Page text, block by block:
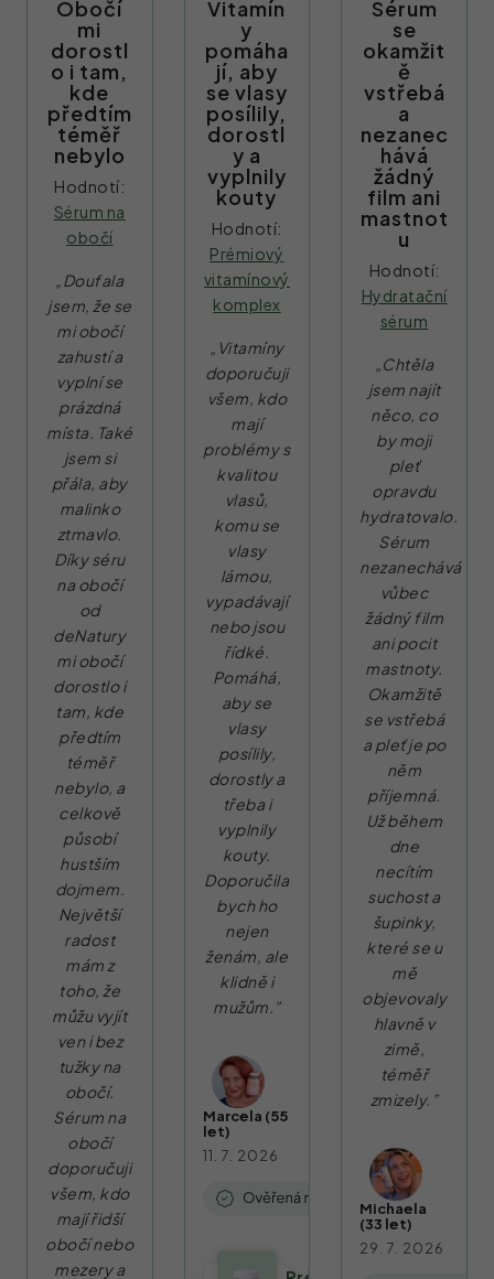
Obočí
mi
dorostl
o i tam,
kde
předtím
téměř
nebylo
Hodnotí:
Sérum na
obočí
„Doufala
jsem, že se
mi obočí
zahustí a
vyplní se
prázdná
místa. Také
jsem si
přála, aby
malinko
ztmavlo.
Díky séru
na obočí
od
deNatury
mi obočí
dorostlo i
tam, kde
předtím
téměř
nebylo, a
celkově
působí
hustším
dojmem.
Největší
radost
mám z
toho, že
můžu vyjít
ven i bez
tužky na
obočí.
Sérum na
obočí
doporučuji
všem, kdo
mají řidší
obočí nebo
mezery a
Vitamín
y
pomáha
jí, aby
se vlasy
posílily,
dorostl
y a
vyplnily
kouty
Hodnotí:
Prémiový
vitamínový
komplex
„Vitamíny
doporučuji
všem, kdo
mají
problémy s
kvalitou
vlasů,
komu se
vlasy
lámou,
vypadávají
nebo jsou
řídké.
Pomáhá,
aby se
vlasy
posílily,
dorostly a
třeba i
vyplnily
kouty.
Doporučila
bych ho
nejen
ženám, ale
klidně i
mužům.”
Marcela (55
let)
11. 7. 2026
Sérum
se
okamžit
ě
vstřebá
a
nezanec
hává
žádný
film ani
mastnot
u
Hodnotí:
Hydratační
sérum
„Chtěla
jsem najít
něco, co
by moji
pleť
opravdu
hydratovalo.
Sérum
nezanechává
vůbec
žádný film
ani pocit
mastnoty.
Okamžitě
se vstřebá
a pleť je po
něm
příjemná.
Už během
dne
necítím
suchost a
šupinky,
které se u
mě
objevovaly
hlavně v
zimě,
téměř
zmizely.”
Michaela
(33 let)
29. 7. 2026